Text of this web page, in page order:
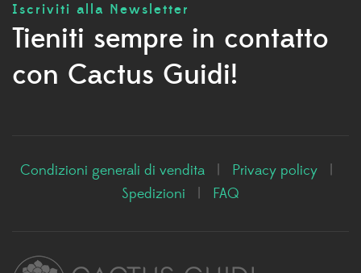
Iscriviti alla Newsletter
Tieniti sempre in contatto
con Cactus Guidi!
Condizioni generali di vendita Privacy policy
Spedizioni
FAQ